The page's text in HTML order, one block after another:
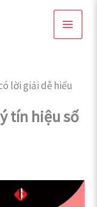
lời giải dễ hiểu
tín hiệu số